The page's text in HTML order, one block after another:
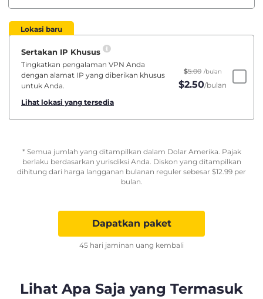
Lokasi baru
Sertakan IP Khusus
Tingkatkan pengalaman VPN Anda
dengan alamat IP yang diberikan khusus
untuk Anda.
Lihat lokasi yang tersedia
$5.00 /bulan
$2.50/bulan
* Semua jumlah yang ditampilkan dalam Dolar Amerika. Pajak
berlaku berdasarkan yurisdiksi Anda. Diskon yang ditampilkan
dihitung dari harga langganan bulanan reguler sebesar $12.99 per
bulan.
Dapatkan paket
45 hari jaminan uang kembali
Lihat Apa Saja yang Termasuk